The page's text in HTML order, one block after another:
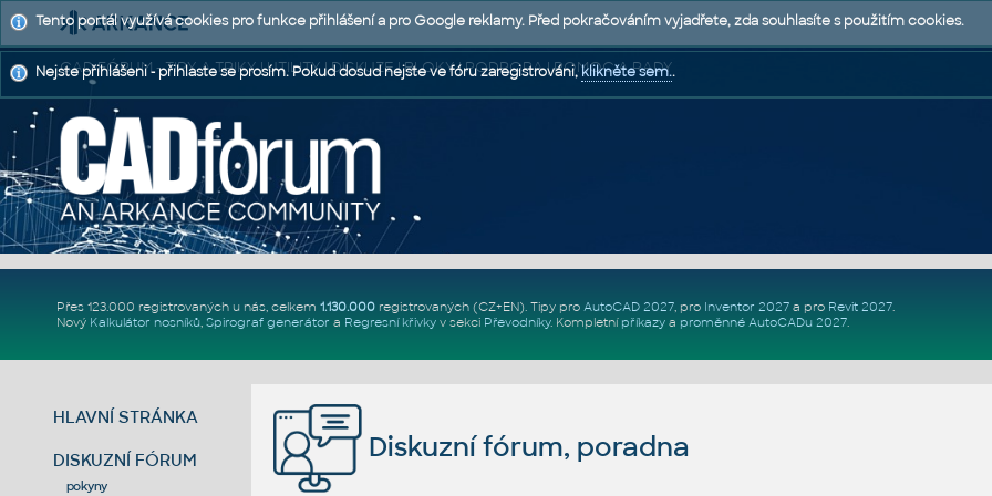
CAD FÓRUM - TIPY A TRIKY | UTILITY | DISKUZE | BLOKY | PODPORA | POMOC A RADY
Přes 123.000 registrovaných u nás, celkem 1.130.000registrovaných (CZ+EN). Tipy pro AutoCAD 2027, pro Inventor 2027a pro Revit 2027.
Nový Kalkulátor nosníků, Spirograf generátor a Regresní křivkyv sekci Převodníky. Kompletní příkazya proměnné AutoCADu 2027.
HLAVNÍ STRÁNKA
DISKUZNÍ FÓRUM
pokyny
Diskuzní fórum, poradna
Tento portál využívá cookies pro funkce přihlášení a pro Google reklamy. Před pokračováním vyjadřete, zda souhlasíte s použitím cookies.
Nejste přihlášeni - přihlaste se prosím. Pokud dosud nejste ve fóru zaregistrováni,klikněte sem..